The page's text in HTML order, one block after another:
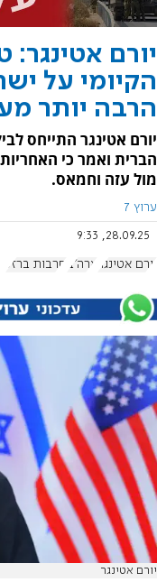
יורם
הקיומי על
הרבה יותר
יורם אטינגר התייחס
הברית ואמר כי
מול עזה וחמאס.
ערוץ 7
28.09.25, 9:33
יורם אטינגר ארה"ב חרבות ברזל
יורם אטינגר